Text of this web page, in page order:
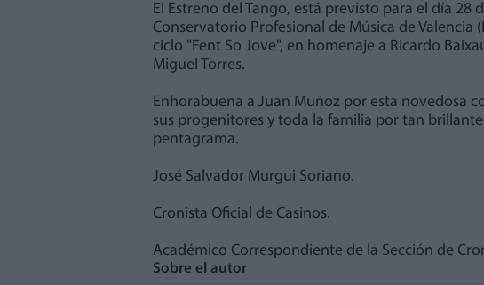
El Estreno del Tango, está previsto para el día 28
Conservatorio Profesional de Música de Valencia
ciclo "Fent So Jove", en homenaje a Ricardo
Miguel Torres.
Enhorabuena a Juan Muñoz por esta novedosa
sus progenitores y toda la familia por tan
pentagrama.
José Salvador Murgui Soriano.
Cronista Oficial de Casinos.
Académico Correspondiente de la Sección de
Sobre el autor